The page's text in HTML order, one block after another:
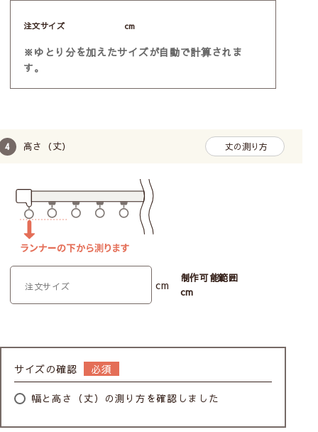
注文サイズ cm
※ゆとり分を加えたサイズが自動で計算されま
す。
高さ（丈） 丈の測り方
cm
制作可能範囲
cm
サイズの確認
幅と高さ（丈）の測り方を確認しました